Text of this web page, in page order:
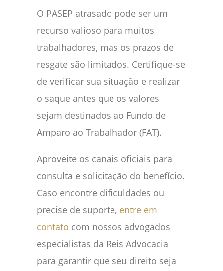
O PASEP atrasado pode ser um
recurso valioso para muitos
trabalhadores, mas os prazos de
resgate são limitados. Certifique-se
de verificar sua situação e realizar
o saque antes que os valores
sejam destinados ao Fundo de
Amparo ao Trabalhador (FAT).
Aproveite os canais oficiais para
consulta e solicitação do benefício.
Caso encontre dificuldades ou
precise de suporte, entre em
contato com nossos advogados
especialistas da Reis Advocacia
para garantir que seu direito seja